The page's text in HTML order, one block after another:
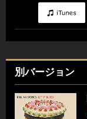
別バージョン